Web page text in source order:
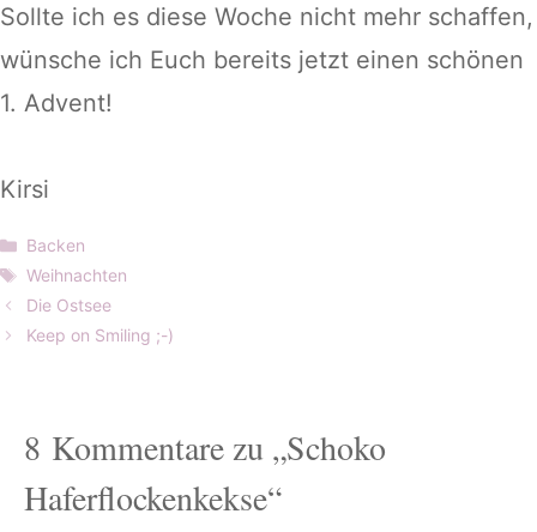
Sollte ich es diese Woche nicht mehr schaffen,
wünsche ich Euch bereits jetzt einen schönen
1. Advent!
Kirsi
Kategorien
Backen
Schlagwörter
Weihnachten
Die Ostsee
Keep on Smiling ;-)
8 Kommentare zu „Schoko
Haferflockenkekse“